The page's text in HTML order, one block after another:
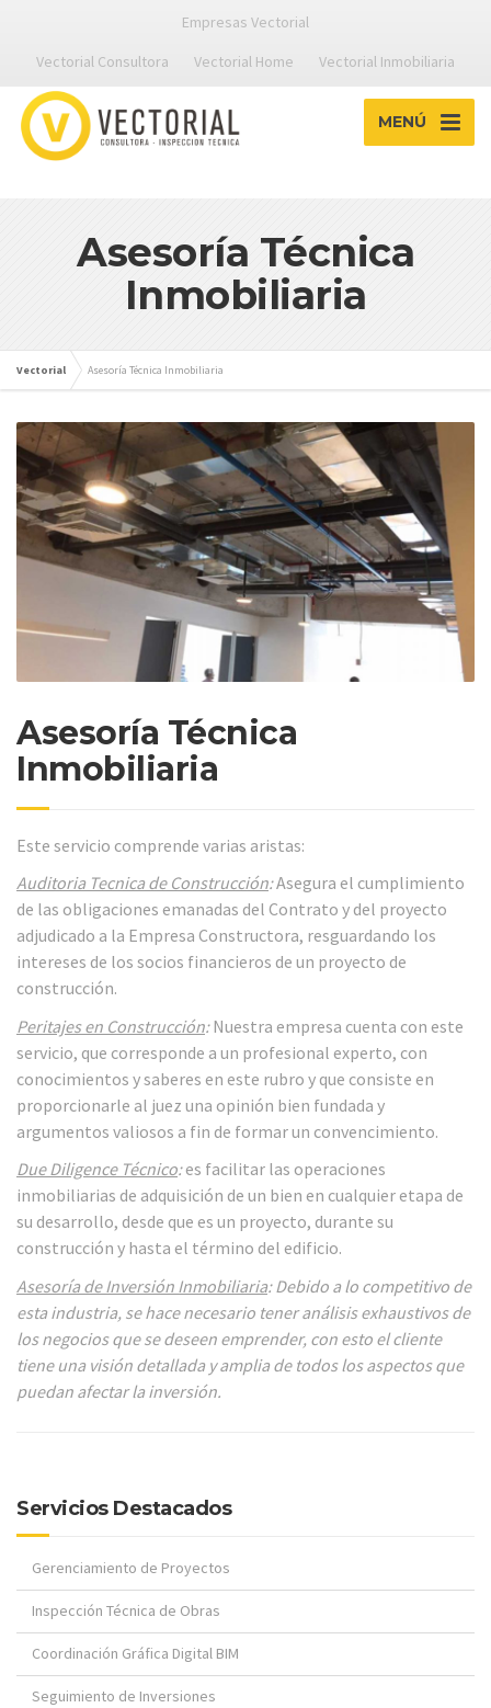
Empresas Vectorial
Vectorial Consultora
Vectorial Home Vectorial Inmobiliaria
MENÚ
Asesoría Técnica
Inmobiliaria
Vectorial Asesoría Técnica Inmobiliaria
Asesoría Técnica
Inmobiliaria
Este servicio comprende varias aristas:
Auditoria Tecnica de Construcción:Asegura el cumplimiento
de las obligaciones emanadas del Contrato y del proyecto
adjudicado a la Empresa Constructora, resguardando los
intereses de los socios financieros de un proyecto de
construcción.
Peritajes en Construcción:Nuestra empresa cuenta con este
servicio, que corresponde a un profesional experto, con
conocimientos y saberes en este rubro y que consiste en
proporcionarle al juez una opinión bien fundada y
argumentos valiosos a fin de formar un convencimiento.
Due Diligence Técnico:es facilitar las operaciones
inmobiliarias de adquisición de un bien en cualquier etapa de
su desarrollo, desde que es un proyecto, durante su
construcción y hasta el término del edificio.
Asesoría de Inversión Inmobiliaria: Debido a lo competitivo de
esta industria, se hace necesario tener análisis exhaustivos de
los negocios que se deseen emprender, con esto el cliente
tiene una visión detallada y amplia de todos los aspectos que
puedan afectar la inversión.
Servicios Destacados
Gerenciamiento de Proyectos
Inspección Técnica de Obras
Coordinación Gráfica Digital BIM
Seguimiento de Inversiones